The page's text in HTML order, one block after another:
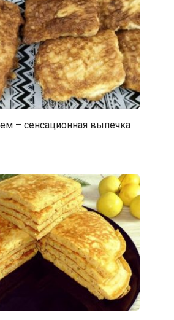
– сенсационная выпечка